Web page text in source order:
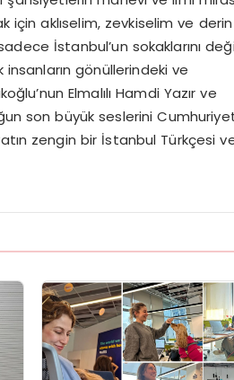
aklıselim, zevkiselim ve derin
İstanbul’un sokaklarını
gönüllerindeki ve
Elmalılı Hamdi Yazır ve
son büyük seslerini
zengin bir İstanbul Türkçesi